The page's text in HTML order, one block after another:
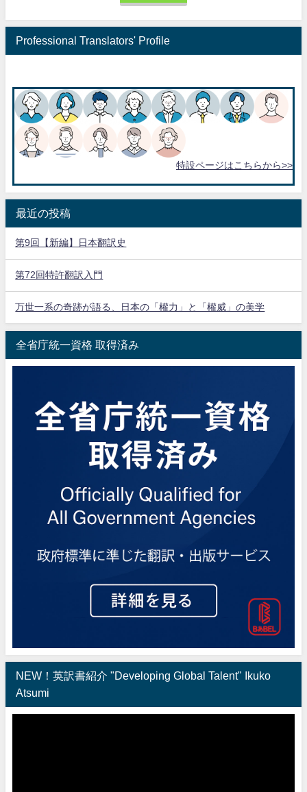
Professional Translators' Profile
特設ページはこちらから>>
最近の投稿
第9回【新編】日本翻訳史
第72回特許翻訳入門
万世一系の奇跡が語る、日本の「權力」と「權威」の美学
全省庁統一資格 取得済み
NEW！英訳書紹介 "Developing Global Talent" Ikuko
Atsumi